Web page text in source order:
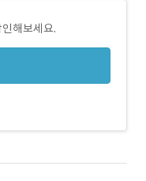
해보세요.